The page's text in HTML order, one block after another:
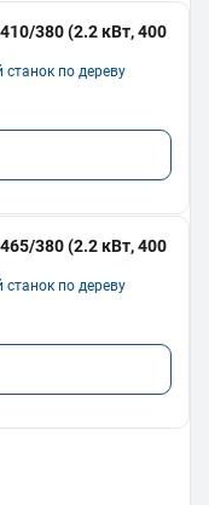
380 (2.2 кВт, 400
по дереву
380 (2.2 кВт, 400
по дереву